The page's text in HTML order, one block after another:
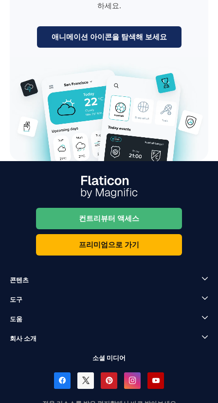
하세요.
애니메이션 아이콘을 탐색해 보세요
컨트리뷰터 액세스
프리미엄으로 가기
콘텐츠
도구
도움
회사 소개
소셜 미디어